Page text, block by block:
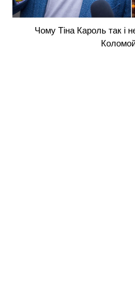
Чому Тіна Кароль так і